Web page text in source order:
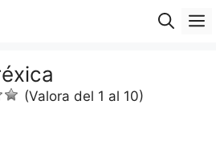
(Valora del 1 al 10)